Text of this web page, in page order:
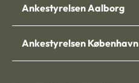
Ankestyrelsen Aalborg
Ankestyrelsen København